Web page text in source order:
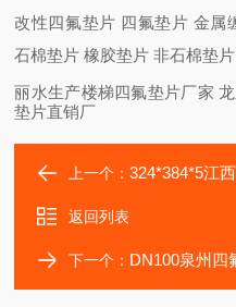
改性四氟垫片 四氟垫片 金属
石棉垫片 橡胶垫片 非石棉垫
丽水生产楼梯四氟垫片厂家
垫片直销厂
上一个：324*384*5江西
返回列表
下一个： DN100泉州四氟